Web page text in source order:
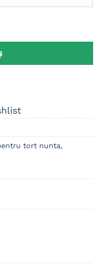
tort nunta,